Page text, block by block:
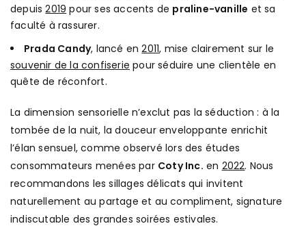
depuis2019 pour ses accents de praline-vanille et sa
faculté à rassurer.
Prada Candy, lancé en2011, mise clairement sur le
souvenir de la confiserie pour séduire une clientèle en
quête de réconfort.
La dimension sensorielle n’exclut pas la séduction : à la
tombée de la nuit, la douceur enveloppante enrichit
l’élan sensuel, comme observé lors des études
consommateurs menées par Coty Inc. en 2022. Nous
recommandons les sillages délicats qui invitent
naturellement au partage et au compliment, signature
indiscutable des grandes soirées estivales.